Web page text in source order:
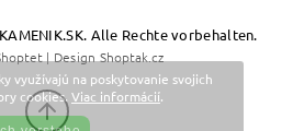
využívajú na poskytovanie svojich
cookies. Viac informácií.
. Alle Rechte vorbehalten.
| DesignShoptak.cz